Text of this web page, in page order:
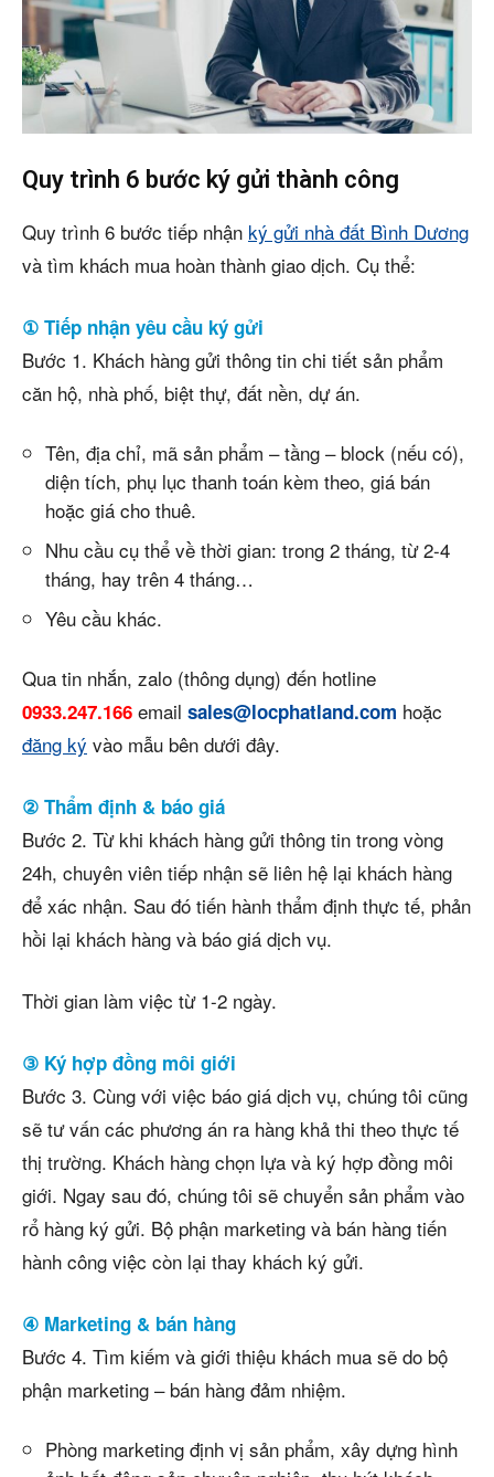
Quy trình 6 bước ký gửi thành công
Quy trình 6 bước tiếp nhận ký gửi nhà đất Bình Dương
và tìm khách mua hoàn thành giao dịch. Cụ thể:
① Tiếp nhận yêu cầu ký gửi
Bước 1. Khách hàng gửi thông tin chi tiết sản phẩm
căn hộ, nhà phố, biệt thự, đất nền, dự án.
Tên, địa chỉ, mã sản phẩm – tầng – block (nếu có),
diện tích, phụ lục thanh toán kèm theo, giá bán
hoặc giá cho thuê.
Nhu cầu cụ thể về thời gian: trong 2 tháng, từ 2-4
tháng, hay trên 4 tháng…
Yêu cầu khác.
Qua tin nhắn, zalo (thông dụng) đến hotline
0933.247.166 email sales@locphatland.com hoặc
đăng ký vào mẫu bên dưới đây.
② Thẩm định & báo giá
Bước 2. Từ khi khách hàng gửi thông tin trong vòng
24h, chuyên viên tiếp nhận sẽ liên hệ lại khách hàng
để xác nhận. Sau đó tiến hành thẩm định thực tế, phản
hồi lại khách hàng và báo giá dịch vụ.
Thời gian làm việc từ 1-2 ngày.
③ Ký hợp đồng môi giới
Bước 3. Cùng với việc báo giá dịch vụ, chúng tôi cũng
sẽ tư vấn các phương án ra hàng khả thi theo thực tế
thị trường. Khách hàng chọn lựa và ký hợp đồng môi
giới. Ngay sau đó, chúng tôi sẽ chuyển sản phẩm vào
rổ hàng ký gửi. Bộ phận marketing và bán hàng tiến
hành công việc còn lại thay khách ký gửi.
④ Marketing & bán hàng
Bước 4. Tìm kiếm và giới thiệu khách mua sẽ do bộ
phận marketing – bán hàng đảm nhiệm.
Phòng marketing định vị sản phẩm, xây dựng hình